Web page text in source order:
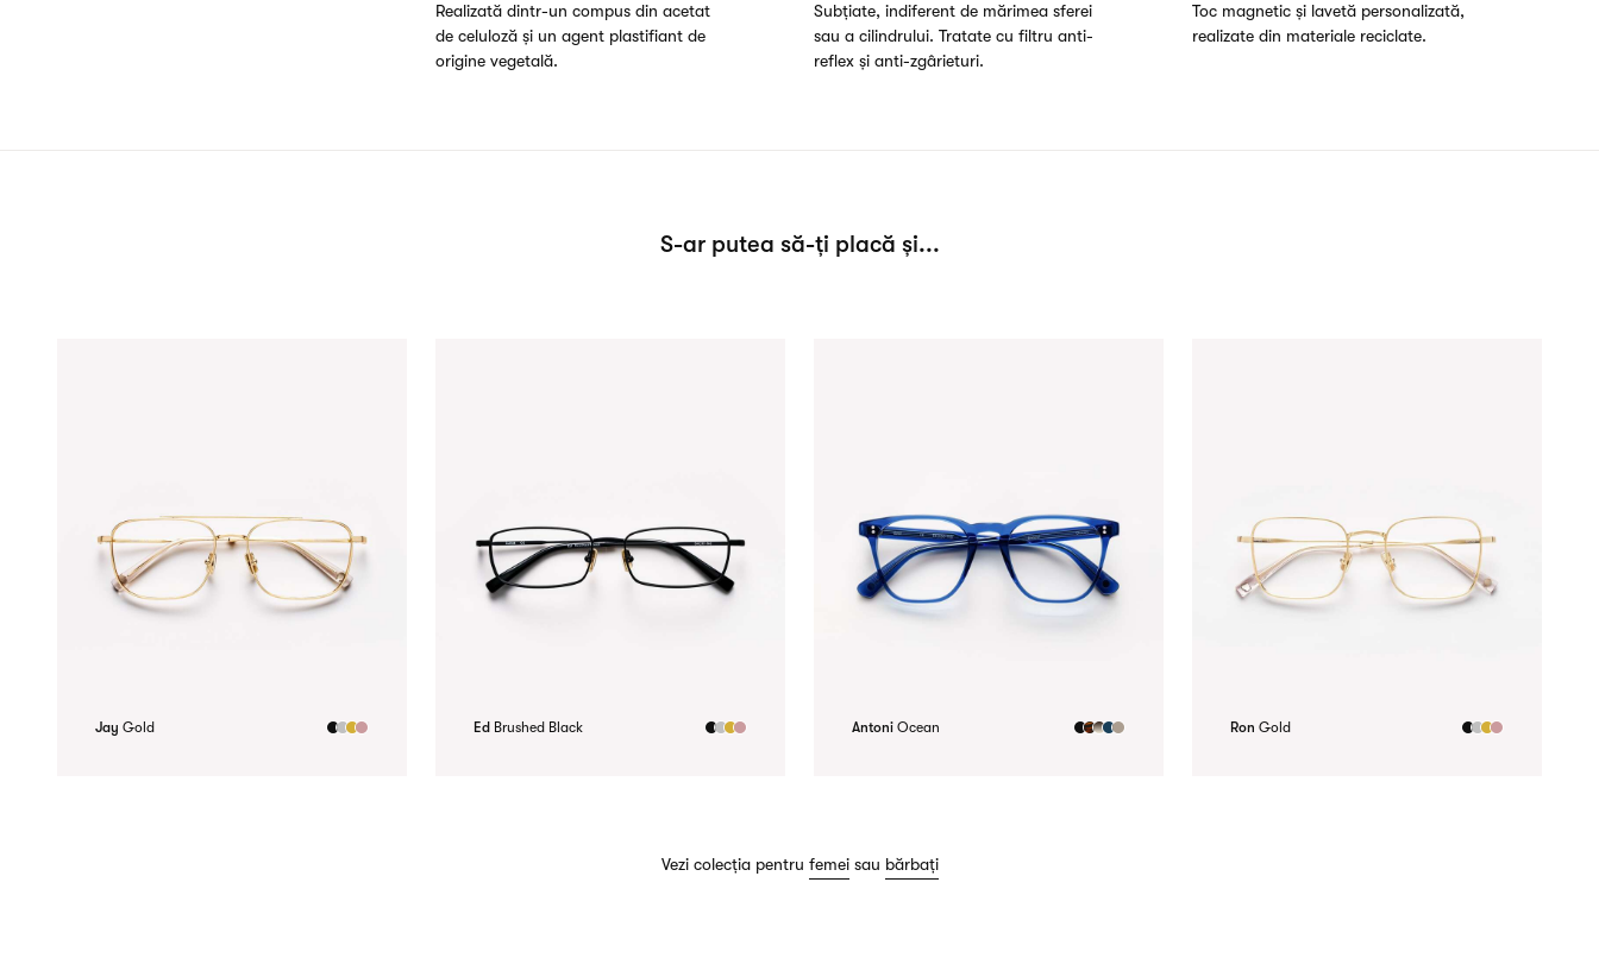
Realizată dintr-un compus din acetat
de celuloză și un agent plastifiant de
origine vegetală.
Subțiate, indiferent de mărimea sferei
sau a cilindrului. Tratate cu filtru anti-
reflex și anti-zgârieturi.
Toc magnetic și lavetă personalizată,
realizate din materiale reciclate.
S-ar putea să-ți placă și...
Jay Gold Ed Brushed Black Antoni Ocean Ron Gold
Vezi colecția pentru femei sau bărbați